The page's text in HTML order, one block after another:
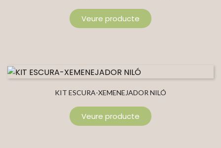
Veure producte
KIT ESCURA-XEMENEJADOR NILÓ
Veure producte